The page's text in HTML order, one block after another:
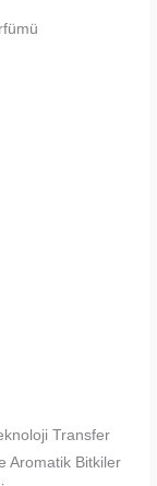
Transfer
Aromatik Bitkiler